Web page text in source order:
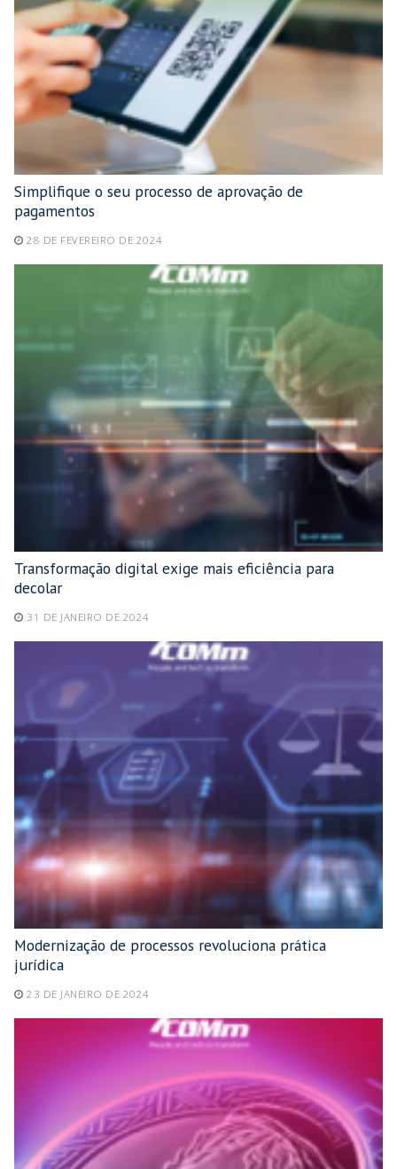
Simplifique o seu processo de aprovação de
pagamentos
28 DE FEVEREIRO DE 2024
Transformação digital exige mais eficiência para
decolar
31 DE JANEIRO DE 2024
Modernização de processos revoluciona prática
jurídica
23 DE JANEIRO DE 2024